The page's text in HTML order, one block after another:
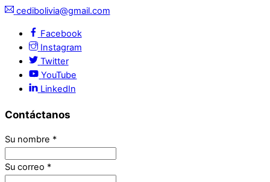
cedibolivia@gmail.com
Facebook
Instagram
Twitter
YouTube
LinkedIn
Contáctanos
Su nombre *
Su correo *